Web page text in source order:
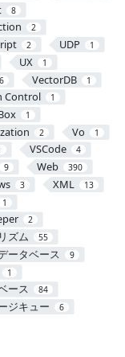
8
2
2 UDP 1
UX 1
VectorDB 1
Control 1
1
2 Vo 1
VSCode 4
9 Web 390
3 XML 13
1
2
ズム 55
ータベース 9
1
ース 84
ジキュー 6